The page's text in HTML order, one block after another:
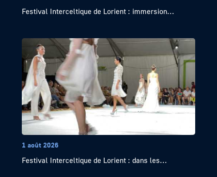
Festival Interceltique de Lorient : immersion...
1 août 2026
Festival Interceltique de Lorient : dans les...